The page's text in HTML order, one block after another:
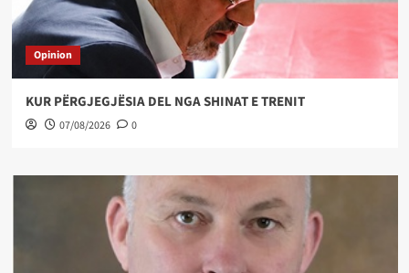
Opinion
KUR PËRGJEGJËSIA DEL NGA SHINAT E TRENIT
07/08/2026 0